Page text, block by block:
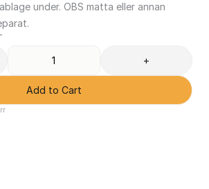
under. OBS matta eller annan
+
Add to Cart